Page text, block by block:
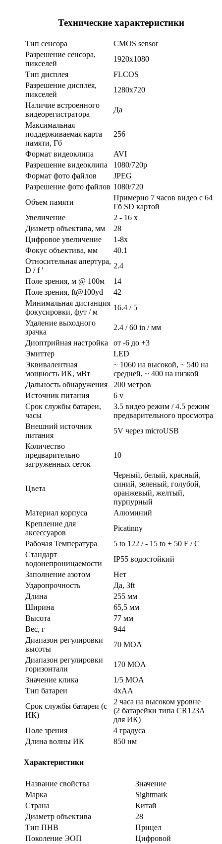
Технические характеристики
Тип сенсора
CMOS sensor
Разрешение сенсора,
пикселей
1920x1080
Тип дисплея
FLCOS
Разрешение дисплея,
пикселей
1280x720
Наличие встроенного
видеорегистратора
Да
Максимальная
поддерживаемая карта
памяти, Гб
256
Формат видеоклипа
AVI
Разрешение видеоклипа
1080/720р
Формат фото файлов
JPEG
Разрешение фото файлов 1080/720
Объем памяти
Примерно 7 часов видео с 64
Гб SD картой
Увеличение
2 - 16 x
Диаметр объектива, мм
28
Цифровое увеличение
1-8x
Фокус объектива, мм
40.1
Относительная апертура,
D / f '
2.4
Поле зрения, м @ 100м
14
Поле зрения, ft@100yd
42
Минимальная дистанция
фокусировки, фут / м
16.4 / 5
Удаление выходного
зрачка
2.4 / 60 in / мм
Диоптрийная настройка
от -6 до +3
Эмиттер
LED
Эквивалентная
мощность ИК, мВт
~ 1060 на высокой, ~ 540 на
средней, ~ 400 на низкой
Дальность обнаружения
200 метров
Источник питания
6 v
Срок службы батареи,
часы
3.5 видео режим / 4.5 режим
предварительного просмотра
Внешний источник
питания
5V через microUSB
Количество
предварительно
загруженных сеток
10
Цвета
Черный, белый, красный,
синий, зеленый, голубой,
оранжевый, желтый,
пурпурный
Материал корпуса
Алюминий
Крепление для
аксессуаров
Picatinny
Рабочая Температура
5 to 122 / - 15 to + 50 F / C
Стандарт
водонепроницаемости
IP55 водостойкий
Заполнение азотом
Нет
Ударопрочность
Да, 3ft
Длина
255 мм
Ширина
65,5 мм
Высота
77 мм
Вес, г
944
Диапазон регулировки
высоты
70 MOA
Диапазон регулировки
горизонтали
170 MOA
Значение клика
1/5 MOA
Тип батареи
4xAA
Срок службы батареи (с
ИК)
2 часа на высоком уровне
(2 батарейки типа CR123A
для ИК)
Поле зрения
4 градуса
Длина волны ИК
850 нм
Характеристики
Название свойства
Значение
Марка
Sightmark
Страна
Китай
Диаметр объектива
28
Тип ПНВ
Прицел
Поколение ЭОП
Цифровой